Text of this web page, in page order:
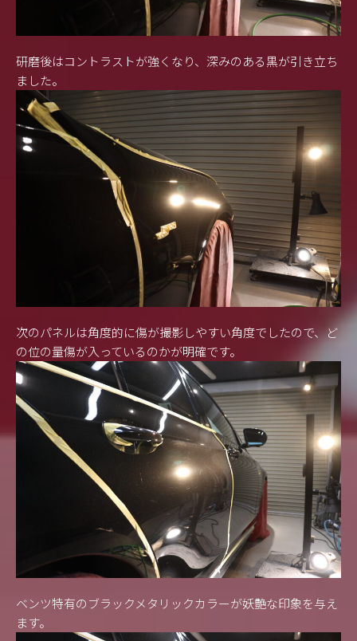
研磨後はコントラストが強くなり、深みのある黒が引き立ち
ました。
次のパネルは角度的に傷が撮影しやすい角度でしたので、ど
の位の量傷が入っているのかが明確です。
ベンツ特有のブラックメタリックカラーが妖艶な印象を与え
ます。